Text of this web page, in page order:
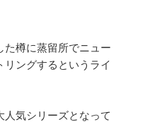
た樽に蒸留所でニュー
ングするというライ
人気シリーズとなって